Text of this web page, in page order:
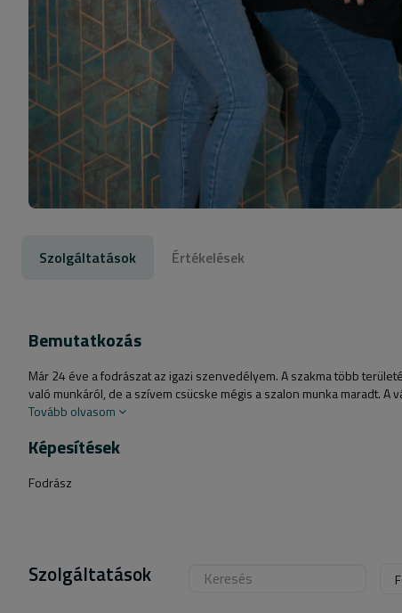
Szolgáltatások Értékelések
Bemutatkozás
Már 24 éve a fodrászat az igazi szenvedélyem. A szakma több
való munkáról, de a szívem csücske mégis a szalon munka maradt. A
Tovább olvasom
Képesítések
Fodrász
Szolgáltatások